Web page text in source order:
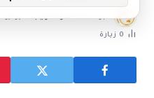
بواسطة شوف ويب يوليو 3, 2026
0 زيارة